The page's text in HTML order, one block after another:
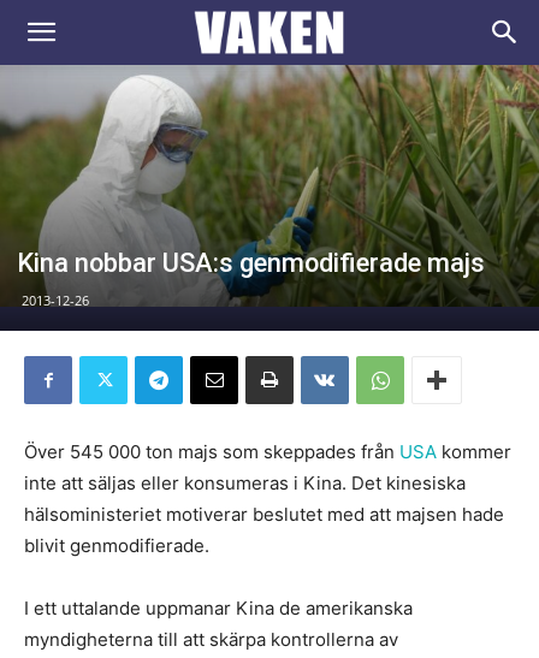
VAKEN.se
Kina nobbar USA:s genmodifierade majs
2013-12-26
Över 545 000 ton majs som skeppades från USA kommer
inte att säljas eller konsumeras i Kina. Det kinesiska
hälsoministeriet motiverar beslutet med att majsen hade
blivit genmodifierade.
I ett uttalande uppmanar Kina de amerikanska
myndigheterna till att skärpa kontrollerna av